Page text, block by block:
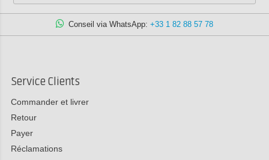
Conseil via WhatsApp: +33 1 82 88 57 78
Service Clients
Commander et livrer
Retour
Payer
Réclamations